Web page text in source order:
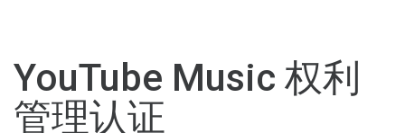
YouTube Music 权利
管理认证